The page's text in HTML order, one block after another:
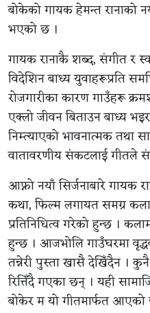
बोकेको गायक हेमन्त रानाको
भएको छ ।
गायक रानाकै शब्द, संगीत र
विदेशिन बाध्य युवाहरूप्रति
रोजगारीका कारण गाउँहरू
एक्लो जीवन बिताउन बाध्य
निम्त्याएको भावनात्मक तथा
वातावरणीय संकटलाई गीतले
आफ्नो नयाँ सिर्जनाबारे गायक
कथा, फिल्म लगायत समग्र
प्रतिनिधित्व गरेको हुन्छ ।
हुन्छ । आजभोलि गाउँघरमा
तन्नेरी पुस्ता खासै देखिँदैन ।
रित्तिँदै गएका छन् । यही
बोकेर म यो गीतमार्फत आएको